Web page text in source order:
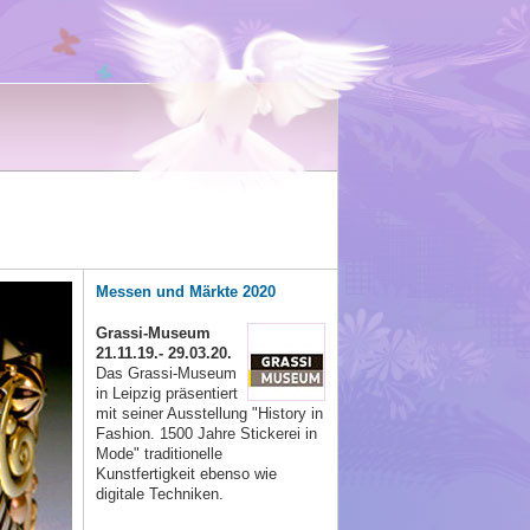
Messen und Märkte 2020
Grassi-Museum
21.11.19.- 29.03.20.
Das Grassi-Museum
in Leipzig präsentiert
mit seiner Ausstellung "History in
Fashion. 1500 Jahre Stickerei in
Mode" traditionelle
Kunstfertigkeit ebenso wie
digitale Techniken.